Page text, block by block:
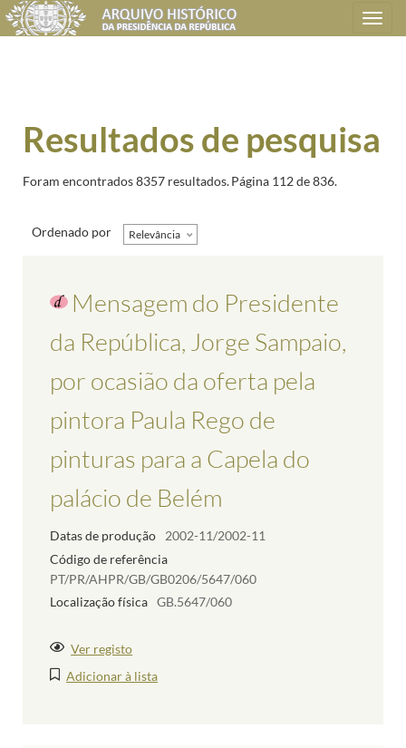
Toggle
navigation
Resultados de pesquisa
Foram encontrados 8357 resultados.Página 112 de 836.
Ordenado por Relevância
Mensagem do Presidente
da República, Jorge Sampaio,
por ocasião da oferta pela
pintora Paula Rego de
pinturas para a Capela do
palácio de Belém
Datas de produção
2002-11/2002-11
Código de referência
PT/PR/AHPR/GB/GB0206/5647/060
Localização física GB.5647/060
Ver registo
Adicionar à lista